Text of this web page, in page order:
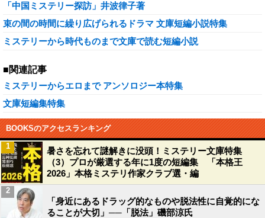
「中国ミステリー探訪」井波律子著
束の間の時間に繰り広げられるドラマ 文庫短編小説特集
ミステリーから時代ものまで文庫で読む短編小説
■関連記事
ミステリーからエロまで アンソロジー本特集
文庫短編集特集
BOOKSのアクセスランキング
暑さを忘れて謎解きに没頭！ミステリー文庫特集
（3）プロが厳選する年に1度の短編集 「本格王
2026」本格ミステリ作家クラブ選・編
1
「身近にあるドラッグ的なものや脱法性に自覚的にな
ることが大切」──「脱法」磯部涼氏
2